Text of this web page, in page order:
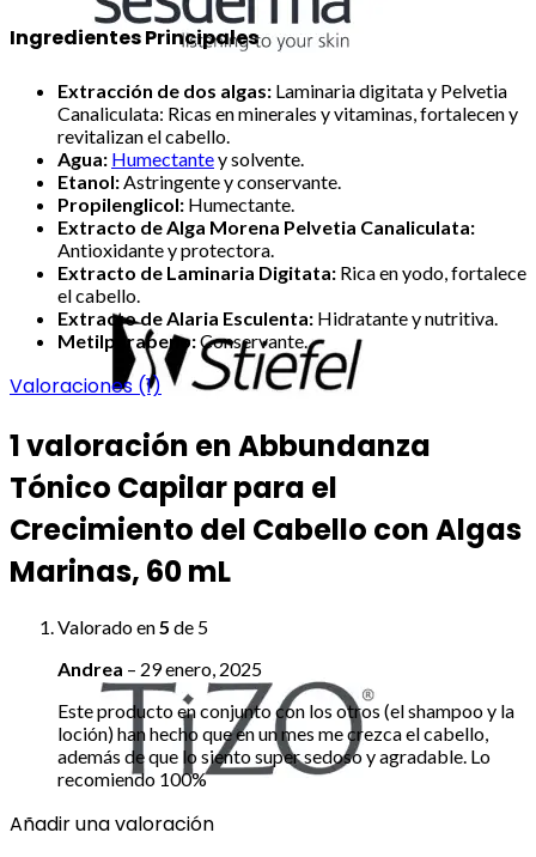
Ingredientes Principales
Extracción de dos algas: Laminaria digitata y Pelvetia
Canaliculata: Ricas en minerales y vitaminas, fortalecen y
revitalizan el cabello.
Agua: Humectantey solvente.
Etanol: Astringente y conservante.
Propilenglicol: Humectante.
Extracto de Alga Morena Pelvetia Canaliculata:
Antioxidante y protectora.
Extracto de Laminaria Digitata: Rica en yodo, fortalece
el cabello.
Extracto de Alaria Esculenta: Hidratante y nutritiva.
Metilparabeno:Conservante.
Valoraciones (1)
1 valoración enAbbundanza
Tónico Capilar para el
Crecimiento del Cabello con Algas
Marinas, 60 mL
Valorado en5 de 5
Andrea – 29 enero, 2025
Este producto en conjunto con los otros (el shampoo y la
loción) han hecho que en un mes me crezca el cabello,
además de que lo siento super sedoso y agradable. Lo
recomiendo 100%
Añadir una valoración